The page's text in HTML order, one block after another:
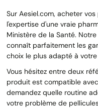
Sur Aesiel.com, acheter
l'expertise d'une vraie
Ministère de la Santé.
connaît parfaitement les
choix le plus adapté à
Vous hésitez entre deux
produit est compatible
demandez quelle routine
votre problème de